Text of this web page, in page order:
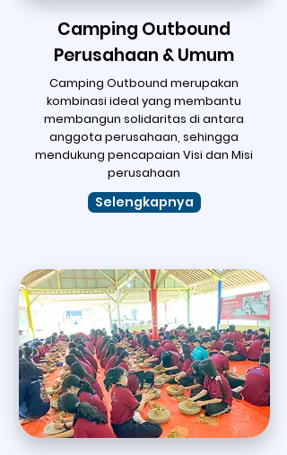
Camping Outbound
Perusahaan & Umum
Camping Outbound merupakan
kombinasi ideal yang membantu
membangun solidaritas di antara
anggota perusahaan, sehingga
mendukung pencapaian Visi dan Misi
perusahaan
Selengkapnya